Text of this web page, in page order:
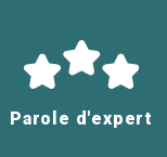
Parole d'expert